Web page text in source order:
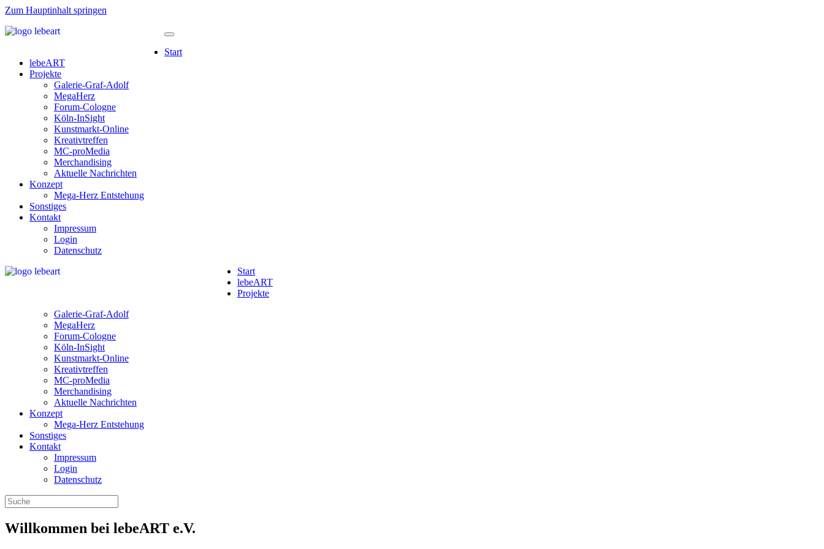
Zum Hauptinhalt springen
Start
lebeART
Projekte
Galerie-Graf-Adolf
MegaHerz
Forum-Cologne
Köln-InSight
Kunstmarkt-Online
Kreativtreffen
MC-proMedia
Merchandising
Aktuelle Nachrichten
Konzept
Mega-Herz Entstehung
Sonstiges
Kontakt
Impressum
Login
Datenschutz
Start
lebeART
Projekte
Galerie-Graf-Adolf
MegaHerz
Forum-Cologne
Köln-InSight
Kunstmarkt-Online
Kreativtreffen
MC-proMedia
Merchandising
Aktuelle Nachrichten
Konzept
Mega-Herz Entstehung
Sonstiges
Kontakt
Impressum
Login
Datenschutz
Willkommen bei lebeART e.V.